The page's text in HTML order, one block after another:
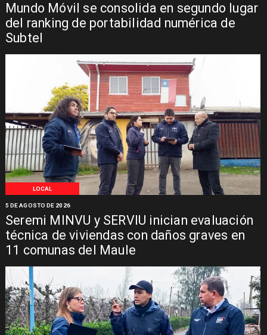
Mundo Móvil se consolida en segundo lugar
del ranking de portabilidad numérica de
Subtel
LOCAL
Seremi MINVU y SERVIU inician evaluación
técnica de viviendas con daños graves en
11 comunas del Maule
5 DE AGOSTO DE 2026